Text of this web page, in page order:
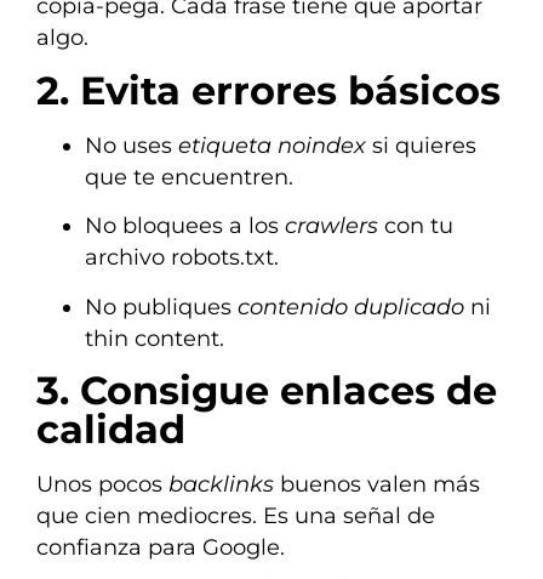
copia-pega. Cada frase tiene que aportar
algo.
2. Evita errores básicos
No uses etiqueta noindex si quieres
que te encuentren.
No bloquees a los crawlers con tu
archivo robots.txt.
No publiques contenido duplicado ni
thin content.
3. Consigue enlaces de
calidad
Unos pocos backlinks buenos valen más
que cien mediocres. Es una señal de
confianza para Google.